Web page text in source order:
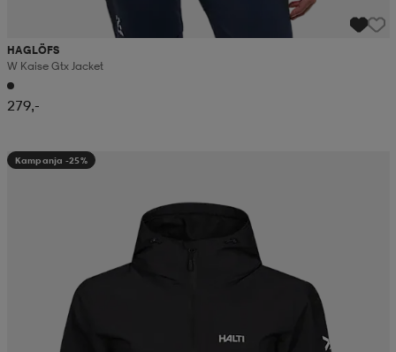
HAGLÖFS
W Kaise Gtx Jacket
279,-
Kampanja -25%